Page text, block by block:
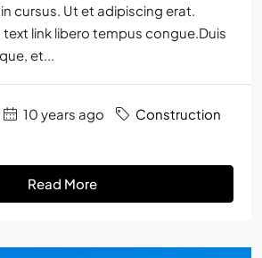
cursus. Ut et adipiscing erat.
text link libero tempus congue.Duis
et...
10 years ago
Construction
Read More